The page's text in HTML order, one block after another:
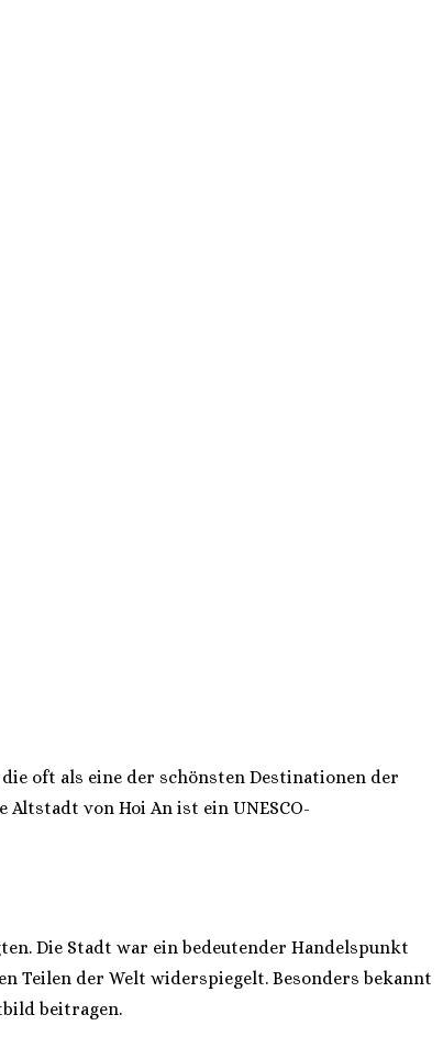
oft als eine der schönsten Destinationen der
von Hoi An ist ein UNESCO-
Die Stadt war ein bedeutender Handelspunkt
Teilen der Welt widerspiegelt. Besonders bekannt
beitragen.